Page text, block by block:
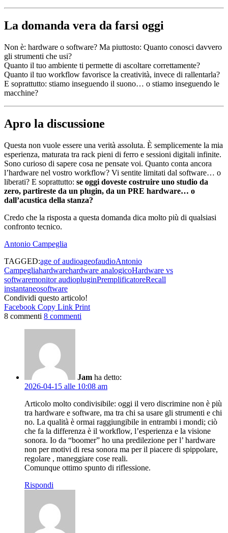
La domanda vera da farsi oggi
Non è: hardware o software? Ma piuttosto: Quanto conosci davvero
gli strumenti che usi?
Quanto il tuo ambiente ti permette di ascoltare correttamente?
Quanto il tuo workflow favorisce la creatività, invece di rallentarla?
E soprattutto: stiamo inseguendo il suono… o stiamo inseguendo le
macchine?
Apro la discussione
Questa non vuole essere una verità assoluta. È semplicemente la mia
esperienza, maturata tra rack pieni di ferro e sessioni digitali infinite.
Sono curioso di sapere cosa ne pensate voi. Quanto conta ancora
l’hardware nel vostro workflow? Vi sentite limitati dal software… o
liberati? E soprattutto: se oggi doveste costruire uno studio da
zero, partireste da un plugin, da un PRE hardware… o
dall’acustica della stanza?
Credo che la risposta a questa domanda dica molto più di qualsiasi
confronto tecnico.
Antonio Campeglia
TAGGED:age of audioageofaudioAntonio
Campegliahardwarehardware analogicoHardware vs
softwaremonitor audiopluginPremplificatoreRecall
instantaneosoftware
Condividi questo articolo!
Facebook Copy Link Print
8 commenti 8 commenti
Jam ha detto:
2026-04-15 alle 10:08 am
Articolo molto condivisibile: oggi il vero discrimine non è più
tra hardware e software, ma tra chi sa usare gli strumenti e chi
no. La qualità è ormai raggiungibile in entrambi i mondi; ciò
che fa la differenza è il workflow, l’esperienza e la visione
sonora. Io da “boomer” ho una predilezione per l’ hardware
non per motivi di resa sonora ma per il piacere di spippolare,
regolare , maneggiare cose reali.
Comunque ottimo spunto di riflessione.
Rispondi